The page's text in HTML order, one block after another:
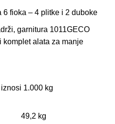
6 fioka – 4 plitke i 2 duboke
garnitura 1011GECO
alata za manje
1.000 kg
49,2 kg